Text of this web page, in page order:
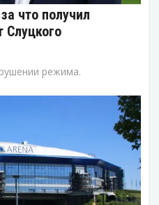
что получил
Слуцкого
режима.